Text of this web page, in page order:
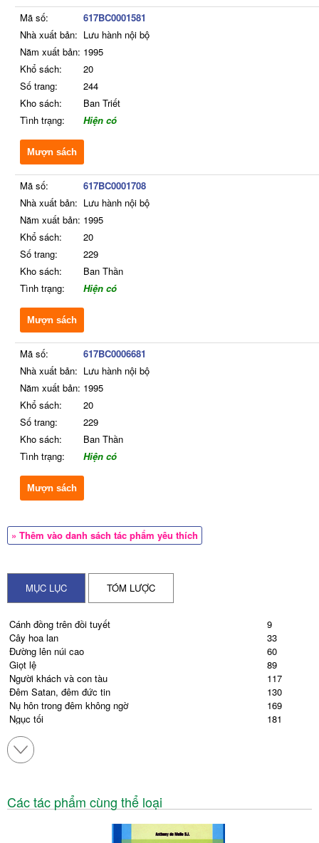
Mã số:
617BC0001581
Nhà xuất bản: Lưu hành nội bộ
Năm xuất bản: 1995
Khổ sách:
20
Số trang:
244
Kho sách:
Ban Triết
Tình trạng:
Hiện có
Mượn sách
Mã số:
617BC0001708
Nhà xuất bản: Lưu hành nội bộ
Năm xuất bản: 1995
Khổ sách:
20
Số trang:
229
Kho sách:
Ban Thần
Tình trạng:
Hiện có
Mượn sách
Mã số:
617BC0006681
Nhà xuất bản: Lưu hành nội bộ
Năm xuất bản: 1995
Khổ sách:
20
Số trang:
229
Kho sách:
Ban Thần
Tình trạng:
Hiện có
Mượn sách
» Thêm vào danh sách tác phẩm yêu thích
MỤC LỤC TÓM LƯỢC
Cánh đồng trên đồi tuyết
9
Cây hoa lan
33
Đường lên núi cao
60
Giọt lệ
89
Người khách và con tàu
117
Đêm Satan, đêm đức tin
130
Nụ hôn trong đêm không ngờ
169
Ngục tối
181
Lời cản ngăn trên lối về
Tiếng gọi
Các tác phẩm cùng thể loại